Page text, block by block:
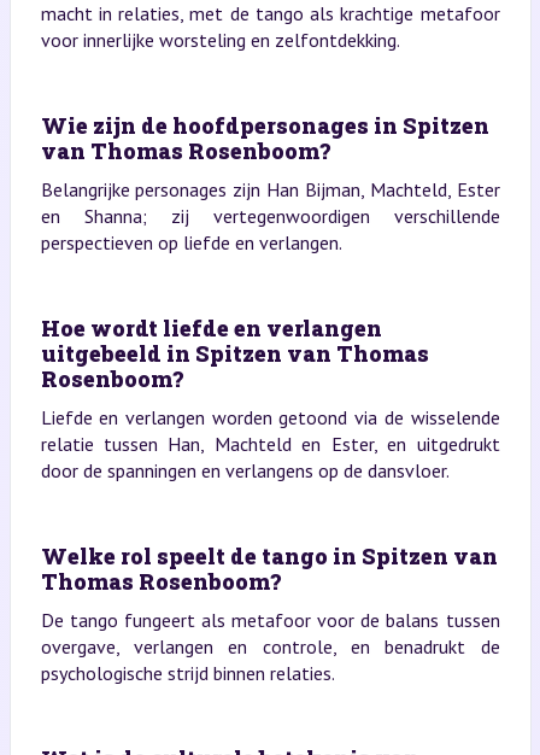
macht in relaties, met de tango als krachtige metafoor
voor innerlijke worsteling en zelfontdekking.
Wie zijn de hoofdpersonages in Spitzen
van Thomas Rosenboom?
Belangrijke personages zijn Han Bijman, Machteld, Ester
en Shanna; zij vertegenwoordigen verschillende
perspectieven op liefde en verlangen.
Hoe wordt liefde en verlangen
uitgebeeld in Spitzen van Thomas
Rosenboom?
Liefde en verlangen worden getoond via de wisselende
relatie tussen Han, Machteld en Ester, en uitgedrukt
door de spanningen en verlangens op de dansvloer.
Welke rol speelt de tango in Spitzen van
Thomas Rosenboom?
De tango fungeert als metafoor voor de balans tussen
overgave, verlangen en controle, en benadrukt de
psychologische strijd binnen relaties.